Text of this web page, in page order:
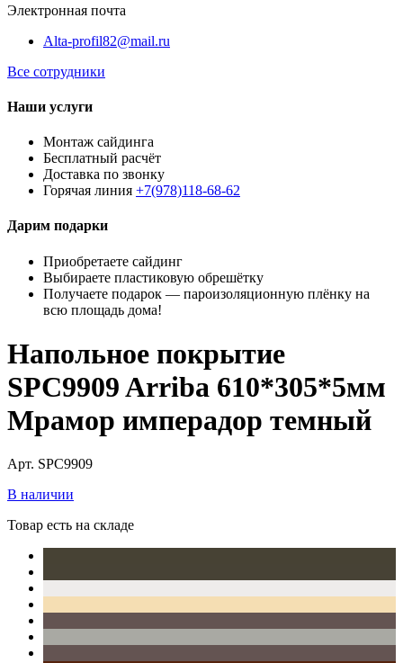
Электронная почта
Alta-profil82@mail.ru
Все сотрудники
Наши услуги
Монтаж сайдинга
Бесплатный расчёт
Доставка по звонку
Горячая линия +7(978)118-68-62
Дарим подарки
Приобретаете сайдинг
Выбираете пластиковую обрешётку
Получаете подарок — пароизоляционную плёнку на
всю площадь дома!
Напольное покрытие
SPC9909 Arriba 610*305*5мм
Мрамор имперадор темный
Арт. SPC9909
В наличии
Товар есть на складе